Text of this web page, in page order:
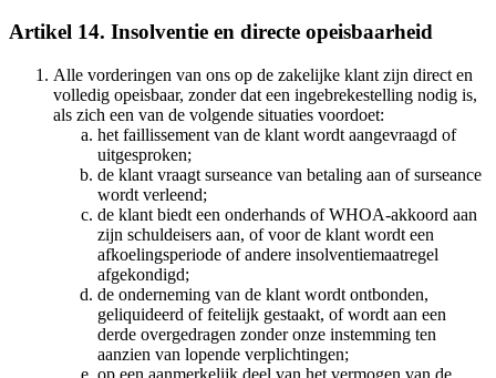
Artikel 14. Insolventie en directe opeisbaarheid
Alle vorderingen van ons op de zakelijke klant zijn direct en
volledig opeisbaar, zonder dat een ingebrekestelling nodig is,
als zich een van de volgende situaties voordoet:
het faillissement van de klant wordt aangevraagd of
uitgesproken;
de klant vraagt surseance van betaling aan of surseance
wordt verleend;
de klant biedt een onderhands of WHOA-akkoord aan
zijn schuldeisers aan, of voor de klant wordt een
afkoelingsperiode of andere insolventiemaatregel
afgekondigd;
de onderneming van de klant wordt ontbonden,
geliquideerd of feitelijk gestaakt, of wordt aan een
derde overgedragen zonder onze instemming ten
aanzien van lopende verplichtingen;
op een aanmerkelijk deel van het vermogen van de